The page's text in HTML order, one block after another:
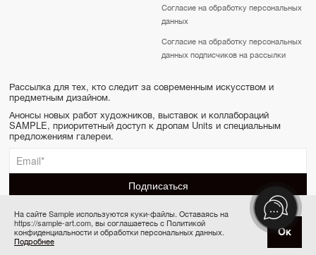
Товар отсутствует
Согласие на обработку персональных
данных
Согласие на обработку персональных
данных подписчиков на рассылки
Рассылка для тех, кто следит за современным искусством и
предметным дизайном.
Анонсы новых работ художников, выставок и коллабораций
SAMPLE, приоритетный доступ к дропам Units и специальным
предложениям галереи.
SAMPLE | Online gallery & Auction © 2022-2026
Сделано в Апривер
На сайте Sample используются куки-файлы. Оставаясь на
https://sample-art.com, вы соглашаетесь с Политикой
конфиденциальности и обработки персональных данных.
Подробнее
Ок